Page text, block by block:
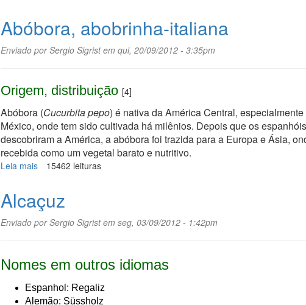
Abóbora, abobrinha-italiana
Enviado porSergio Sigristem qui, 20/09/2012 - 3:35pm
Origem, distribuição [4]
Abóbora (Cucurbita pepo) é nativa da América Central, especialmente
México, onde tem sido cultivada há milênios. Depois que os espanhóis
descobriram a América, a abóbora foi trazida para a Europa e Ásia,
recebida como um vegetal barato e nutritivo.
Leia maissobre
italiana
15462 leituras
Alcaçuz
Enviado porSergio Sigristem seg, 03/09/2012 - 1:42pm
Nomes em outros idiomas
Espanhol: Regaliz
Alemão: Süssholz